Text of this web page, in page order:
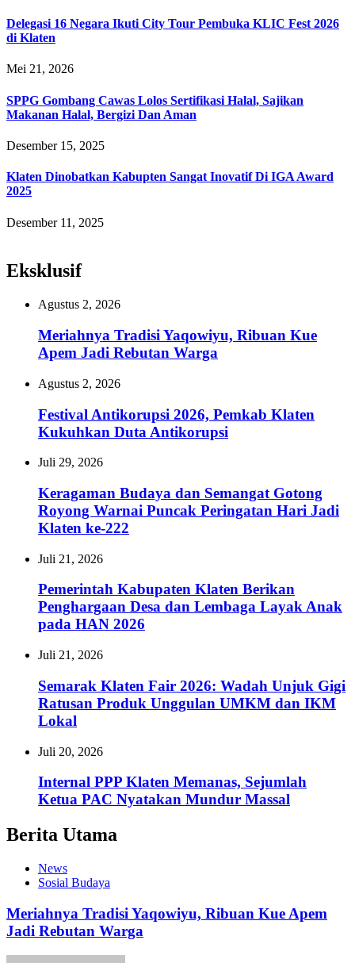
Delegasi 16 Negara Ikuti City Tour Pembuka KLIC Fest 2026
di Klaten
Mei 21, 2026
SPPG Gombang Cawas Lolos Sertifikasi Halal, Sajikan
Makanan Halal, Bergizi Dan Aman
Desember 15, 2025
Klaten Dinobatkan Kabupten Sangat Inovatif Di IGA Award
2025
Desember 11, 2025
Eksklusif
Agustus 2, 2026
Meriahnya Tradisi Yaqowiyu, Ribuan Kue
Apem Jadi Rebutan Warga
Agustus 2, 2026
Festival Antikorupsi 2026, Pemkab Klaten
Kukuhkan Duta Antikorupsi
Juli 29, 2026
Keragaman Budaya dan Semangat Gotong
Royong Warnai Puncak Peringatan Hari Jadi
Klaten ke-222
Juli 21, 2026
Pemerintah Kabupaten Klaten Berikan
Penghargaan Desa dan Lembaga Layak Anak
pada HAN 2026
Juli 21, 2026
Semarak Klaten Fair 2026: Wadah Unjuk Gigi
Ratusan Produk Unggulan UMKM dan IKM
Lokal
Juli 20, 2026
Internal PPP Klaten Memanas, Sejumlah
Ketua PAC Nyatakan Mundur Massal
Berita Utama
News
Sosial Budaya
Meriahnya Tradisi Yaqowiyu, Ribuan Kue Apem
Jadi Rebutan Warga